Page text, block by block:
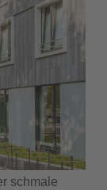
schmale